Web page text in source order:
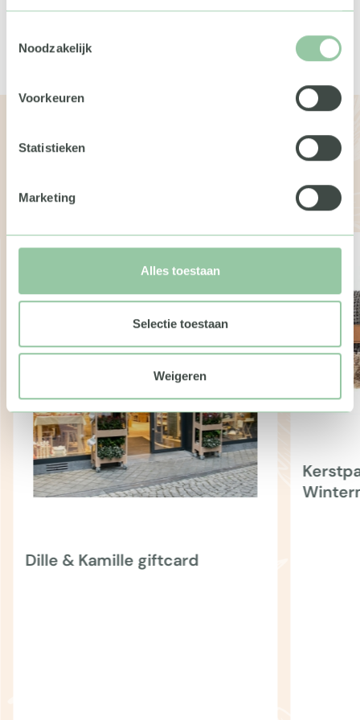
Noodzakelijk
Voorkeuren
Statistieken
Marketing
Alles toestaan
Selectie toestaan
Weigeren
Wil je meer weten over de geschenken of pakketten?
Neem dan gerust contact met ons op. We vertellen je
Dille & Kamille giftcard